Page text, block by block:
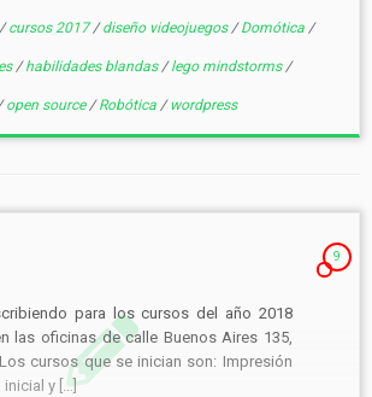
/cursos 2017/diseño videojuegos /Domótica /
/habilidades blandas /lego mindstorms /
open source /Robótica /wordpress
9
para los cursos del año 2018
las oficinas de calle Buenos Aires 135,
cursos que se inician son: Impresión
inicial y […]